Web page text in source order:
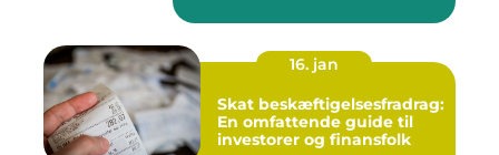
16. jan
Skat beskæftigelsesfradrag:
En omfattende guide til
investorer og finansfolk